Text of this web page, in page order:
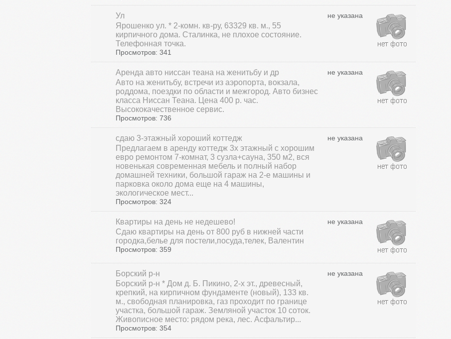
Ул
Ярошенко ул. * 2-комн. кв-ру, 63329 кв. м., 55
кирпичного дома. Сталинка, не плохое состояние.
Телефонная точка.
Просмотров: 341
не указана
Аренда авто ниссан теана на женитьбу и др
Авто на женитьбу, встречи из аэропорта, вокзала,
роддома, поездки по области и межгород. Авто бизнес
класса Ниссан Теана. Цена 400 р. час.
Высококачественное сервис.
Просмотров: 736
не указана
сдаю 3-этажный хороший коттедж
Предлагаем в аренду коттедж 3х этажный с хорошим
евро ремонтом 7-комнат, 3 сузла+сауна, 350 м2, вся
новенькая современная мебель и полный набор
домашней техники, большой гараж на 2-е машины и
парковка около дома еще на 4 машины,
экологическое мест...
Просмотров: 324
не указана
Квартиры на день не недешево!
Сдаю квартиры на день от 800 руб в нижней части
городка,белье для постели,посуда,телек, Валентин
Просмотров: 359
не указана
Борский р-н
Борский р-н * Дом д. Б. Пикино, 2-х эт., древесный,
крепкий, на кирпичном фундаменте (новый), 133 кв.
м., свободная планировка, газ проходит по границе
участка, большой гараж. Земляной участок 10 соток.
Живописное место: рядом река, лес. Асфальтир...
Просмотров: 354
не указана